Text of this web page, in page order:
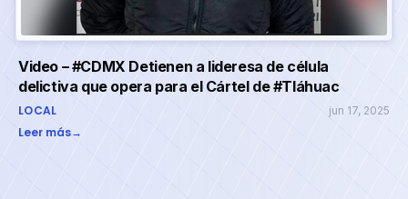
Video – #CDMX Detienen a lideresa de célula
delictiva que opera para el Cártel de #Tláhuac
LOCAL jun 17, 2025
Leer más→